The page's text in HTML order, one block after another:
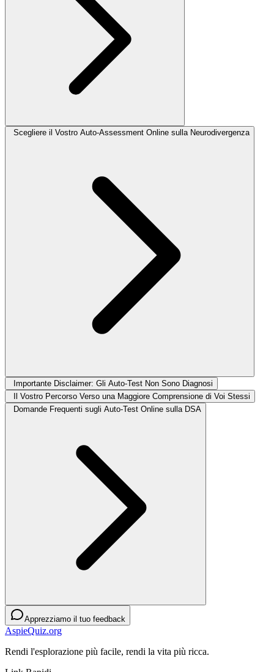
Scegliere il Vostro Auto-Assessment Online sulla Neurodivergenza
Importante Disclaimer: Gli Auto-Test Non Sono Diagnosi
Il Vostro Percorso Verso una Maggiore Comprensione di Voi Stessi
Domande Frequenti sugli Auto-Test Online sulla DSA
Apprezziamo il tuo feedback
AspieQuiz.org
Rendi l'esplorazione più facile, rendi la vita più ricca.